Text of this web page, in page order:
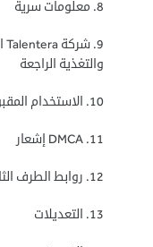
8. معلومات سرية
والتغذية الراجعة
10. الاستخدام المقبول لشركة .Talentera Inc
11. DMCA إشعار
12. روابط الطرف الثالث
13. التعديلات